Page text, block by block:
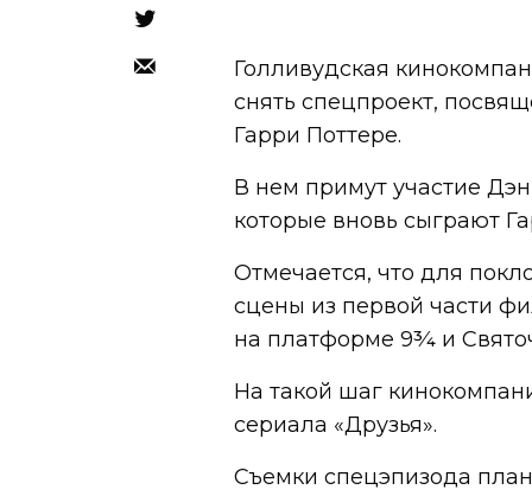
Голливудская
снять спецпроект,
Гарри Поттере.
В нем примут участие
которые вновь сыграют
Отмечается, что для
сцены из первой части
на платформе 9¾ и
На такой шаг
сериала «Друзья».
Съемки спецэпизода